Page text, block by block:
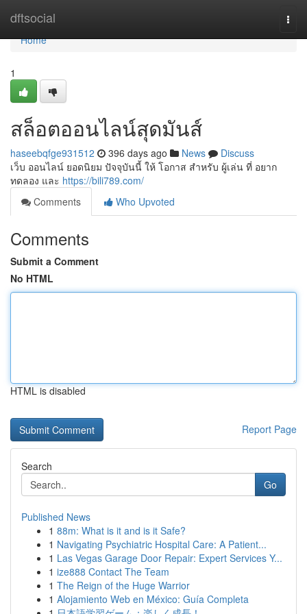
dftsocial
Home
Home
1
สล็อตออนไลน์สุดมันส์
haseebqfge931512 396 days ago News
Discuss
เว็บ ออนไลน์ ยอดนิยม ปัจจุบันนี้ ให้ โอกาส สำหรับ ผู้เล่น ที่ อยาก
ทดลอง และ https://bili789.com/
Comments
Who Upvoted
Comments
Submit a Comment
No HTML
HTML is disabled
Report Page
Search
Go
Published News
1 88m: What is it and is it Safe?
1 Navigating Psychiatric Hospital Care: A Patient...
1 Las Vegas Garage Door Repair: Expert Services Y...
1 ize888 Contact The Team
1 The Reign of the Huge Warrior
1 Alojamiento Web en México: Guía Completa